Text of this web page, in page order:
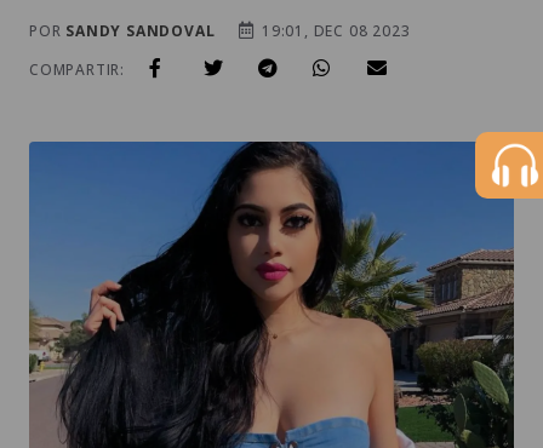
POR SANDY SANDOVAL
19:01, DEC 08 2023
COMPARTIR: